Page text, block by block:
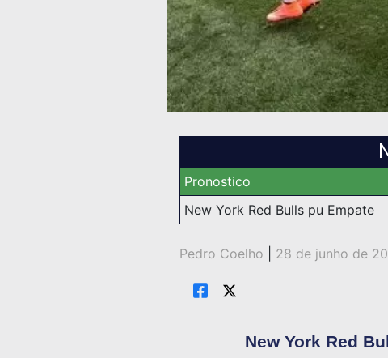
Pronostico
New York Red Bulls pu Empate
Pedro Coelho 28 de junho de
New York Red